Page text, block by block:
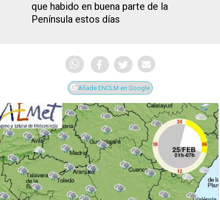
que habido en buena parte de la
Península estos días
Añade ENCLM en Google